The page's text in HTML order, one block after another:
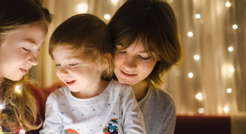
trådløst nett i jula
julestemning enn å pynte med julestjerner,
Men visste du at det trådløse nettet ditt
du kobler opp mange lys?